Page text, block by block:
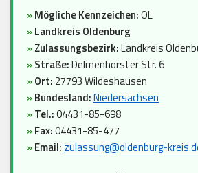
»Mögliche Kennzeichen:OL
»Landkreis Oldenburg
»Zulassungsbezirk:Landkreis
»Straße:Delmenhorster Str. 6
»Ort: 27793 Wildeshausen
»Bundesland:Niedersachsen
»Tel.:04431-85-698
»Fax:04431-85-477
»Email: zulassung@oldenburg-